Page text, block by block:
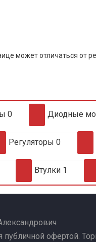
может отличаться от
0 Диодные
Регуляторы 0
Втулки 1
публичной офертой.